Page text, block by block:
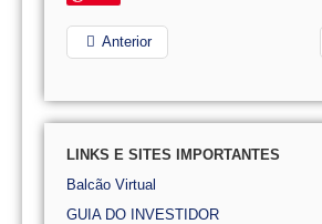
Anterior
LINKS E SITES IMPORTANTES
Balcão Virtual
GUIA DO INVESTIDOR